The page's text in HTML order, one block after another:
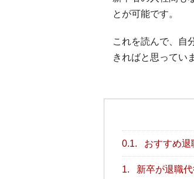
とが可能です。
これを読んで、自
きればと思ってい
0.1. おすすめ退
1. 新卒が退職